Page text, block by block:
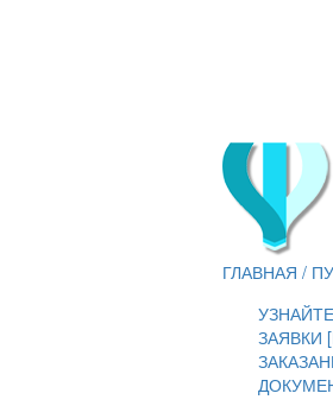
ГЛАВНАЯ /
ЗАЯВКИ